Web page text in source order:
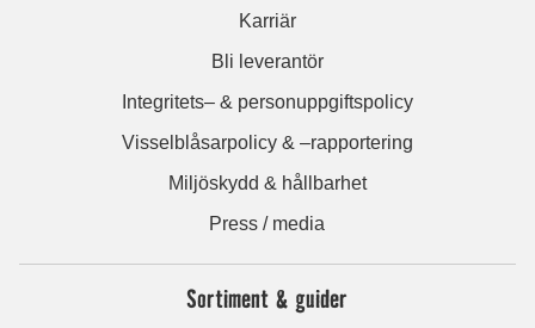
Karriär
Bli leverantör
Integritets– & personuppgiftspolicy
Visselblåsarpolicy & –rapportering
Miljöskydd & hållbarhet
Press / media
Sortiment & guider